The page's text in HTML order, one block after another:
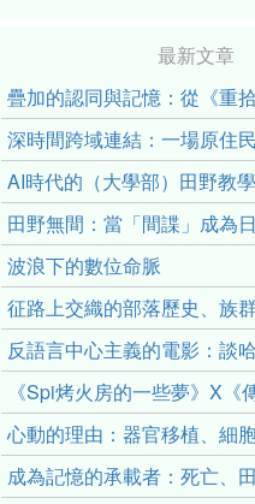
最新文章
疊加的認同與記憶：從《重
深時間跨域連結：一場原住
AI時代的（大學部）田野教學
田野無間：當「間諜」成為
波浪下的數位命脈
征路上交織的部落歷史、族
反語言中心主義的電影：談
《Spi烤火房的一些夢》X
心動的理由：器官移植、細
成為記憶的承載者：死亡、